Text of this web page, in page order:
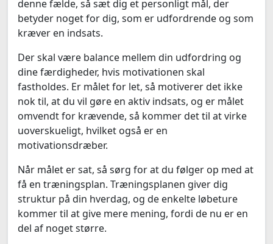
denne fælde, så sæt dig et personligt mål, der
betyder noget for dig, som er udfordrende og som
kræver en indsats.
Der skal være balance mellem din udfordring og
dine færdigheder, hvis motivationen skal
fastholdes. Er målet for let, så motiverer det ikke
nok til, at du vil gøre en aktiv indsats, og er målet
omvendt for krævende, så kommer det til at virke
uoverskueligt, hvilket også er en
motivationsdræber.
Når målet er sat, så sørg for at du følger op med at
få en træningsplan. Træningsplanen giver dig
struktur på din hverdag, og de enkelte løbeture
kommer til at give mere mening, fordi de nu er en
del af noget større.